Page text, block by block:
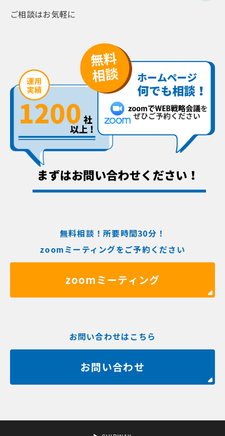
ご相談はお気軽に
無料相談！所要時間30分！
zoomミーティングをご予約ください
zoomミーティング
お問い合わせはこちら
お問い合わせ